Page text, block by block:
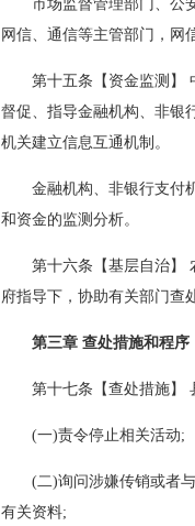
市场监督管理部门、公
网信、通信等主管部门，网
第十五条【资金监测】
督促、指导金融机构、非银
机关建立信息互通机制。
金融机构、非银行支付
和资金的监测分析。
第十六条【基层自治】
府指导下，协助有关部门查
第三章 查处措施和程序
第十七条【查处措施】
(一)责令停止相关活动;
(二)询问涉嫌传销或者
有关资料;